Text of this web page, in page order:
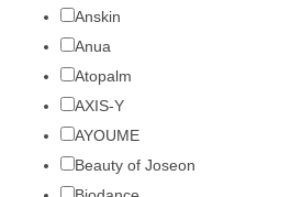
Anskin
Anua
Atopalm
AXIS-Y
AYOUME
Beauty of Joseon